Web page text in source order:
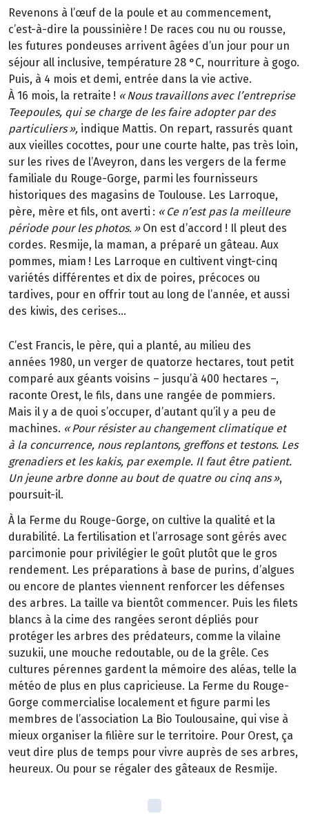
Revenons à l’œuf de la poule et au commencement,
c’est-à-dire la poussinière ! De races cou nu ou rousse,
les futures pondeuses arrivent âgées d ’un jour pour un
séjour all inclusive, température 28 °C, nourriture à gogo.
Puis, à 4 mois et demi, entrée dans la vie active.
À 16 mois, la retraite ! « Nous travaillons avec l’entreprise
Teepoules, qui se charge de les faire adopter par des
particuliers », indique Mattis. On repart, rassurés quant
aux vieilles cocottes, pour une courte halte, pas très loin,
sur les rives de l’Aveyron, dans les vergers de la ferme
familiale du Rouge-Gorge, parmi les fournisseurs
historiques des magasins de Toulouse. Les Larroque,
père, mère et fils, ont averti : « Ce n’est pas la meilleure
période pour les photos. »On est d’accord ! Il pleut des
cordes. Resmije, la maman, a préparé un gâteau. Aux
pommes, miam ! Les Larroque en cultivent vingt-cinq
variétés différentes et dix de poires, précoces ou
tardives, pour en offrir tout au long de l’année, et aussi
des kiwis, des cerises...
C’est Francis, le père, qui a planté, au milieu des
années 1980, un verger de quatorze hectares, tout petit
comparé aux géants voisins – jusqu’à 400 hectares –,
raconte Orest, le fils, dans une rangée de pommiers.
Mais il y a de quoi s’occuper, d’autant qu’il y a peu de
machines. « Pour résister au changement climatique et
à la concurrence, nous replantons, greffons et testons. Les
grenadiers et les kakis, par exemple. Il faut être patient.
Un jeune arbre donne au bout de quatre ou cinq ans »,
poursuit-il.
À la Ferme du Rouge-Gorge, on cultive la qualité et la
durabilité. La fertilisation et l’arrosage sont gérés avec
parcimonie pour privilégier le goût plutôt que le gros
rendement. Les préparations à base de purins, d’algues
ou encore de plantes viennent renforcer les défenses
des arbres. La taille va bientôt commencer. Puis les filets
blancs à la cime des rangées seront dépliés pour
protéger les arbres des prédateurs, comme la vilaine
suzukii, une mouche redoutable, ou de la grêle. Ces
cultures pérennes gardent la mémoire des aléas, telle la
météo de plus en plus capricieuse. La Ferme du Rouge-
Gorge commercialise localement et figure parmi les
membres de l’association La Bio Toulousaine, qui vise à
mieux organiser la filière sur le territoire. Pour Orest, ça
veut dire plus de temps pour vivre auprès de ses arbres,
heureux. Ou pour se régaler des gâteaux de Resmije.